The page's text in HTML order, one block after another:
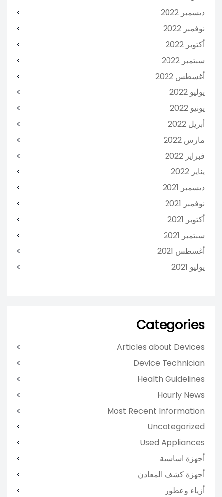
ديسمبر 2022
نوفمبر 2022
أكتوبر 2022
سبتمبر 2022
أغسطس 2022
يوليو 2022
يونيو 2022
أبريل 2022
مارس 2022
فبراير 2022
يناير 2022
ديسمبر 2021
نوفمبر 2021
أكتوبر 2021
سبتمبر 2021
أغسطس 2021
يوليو 2021
Categories
Articles about Devices
Device Technician
Health Guidelines
Hourly News
Most Recent Information
Uncategorized
Used Appliances
أجهزة اساسية
أجهزة كشف المعادن
أزياء وعطور